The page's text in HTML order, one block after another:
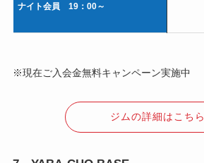
ナイト会員 19：00～
※現在ご入会金無料キャンペーン実施中
ジムの詳細はこちら